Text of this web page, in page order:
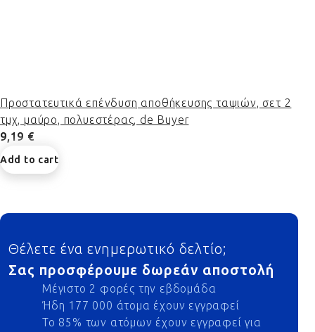
Προστατευτικά επένδυση αποθήκευσης ταψιών, σετ 2
τμχ, μαύρο, πολυεστέρας, de Buyer
9,19 €
Add to cart
Footer
Θέλετε ένα ενημερωτικό δελτίο;
Σας προσφέρουμε δωρεάν αποστολή
Μέγιστο 2 φορές την εβδομάδα
Ήδη 177 000 άτομα έχουν εγγραφεί
Το 85% των ατόμων έχουν εγγραφεί για